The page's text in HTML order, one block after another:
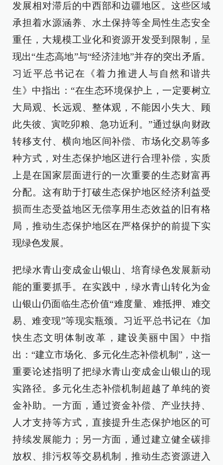
发展相对滞后的中西部和边疆地区。这些区域
承担着水源涵养、水土保持等全局性生态安全
重任，大规模工业化和资源开发受到限制，呈
现出“生态高地”与“经济洼地”并存的突出矛盾。
习近平总书记在《着力推进人与自然和谐共
生》中指出：“在生态环境保护上，一定要树立
大局观、长远观、整体观，不能因小失大、顾
此失彼、寅吃卯粮、急功近利。”通过纵向财政
转移支付、横向地区间补偿、市场化交易等多
种方式，对生态保护地区进行合理补偿，实质
上是在国家层面进行的一次重要的生态财富再
分配。这有助于打破生态保护地区经济利益受
损而生态受益地区无偿享用生态效益的旧有格
局，推动生态保护地区在严格保护的前提下实
现绿色发展。
把绿水青山变成金山银山、培育绿色发展新动
能的重要抓手。在实践中，绿水青山转化为金
山银山仍面临生态价值“难度量、难抵押、难交
易、难变现”等现实瓶颈。习近平总书记在《加
快生态文明体制改革，建设美丽中国》中指
出：“建立市场化、多元化生态补偿机制”，这一
重要论述指明了把绿水青山变成金山银山的现
实路径。多元化生态补偿机制超越了单纯的资
金补助。一方面，通过资金补偿、产业扶持、
人才支持等方式，直接提升生态保护地区的可
持续发展能力；另一方面，通过建立健全碳排
放权、排污权等交易机制，推动生态资源进入